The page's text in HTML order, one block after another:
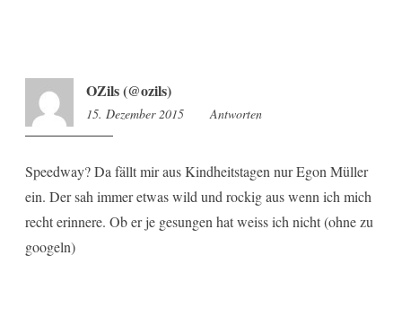
OZils (@ozils)
15. Dezember 2015 11:40
Antworten
Speedway? Da fällt mir aus Kindheitstagen nur Egon Müller
ein. Der sah immer etwas wild und rockig aus wenn ich mich
recht erinnere. Ob er je gesungen hat weiss ich nicht (ohne zu
googeln)